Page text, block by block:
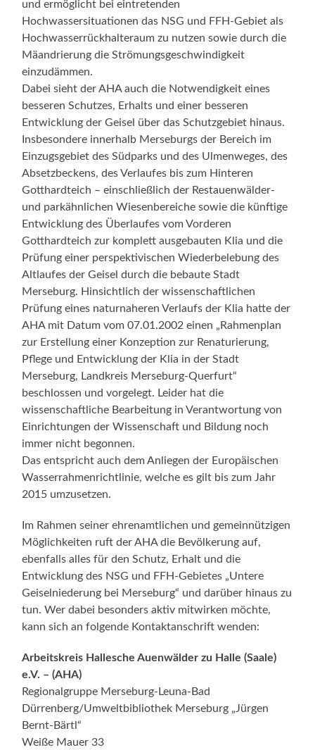
und ermöglicht bei eintretenden
Hochwassersituationen das NSG und FFH-Gebiet als
Hochwasserrückhalteraum zu nutzen sowie durch die
Mäandrierung die Strömungsgeschwindigkeit
einzudämmen.
Dabei sieht der AHA auch die Notwendigkeit eines
besseren Schutzes, Erhalts und einer besseren
Entwicklung der Geisel über das Schutzgebiet hinaus.
Insbesondere innerhalb Merseburgs der Bereich im
Einzugsgebiet des Südparks und des Ulmenweges, des
Absetzbeckens, des Verlaufes bis zum Hinteren
Gotthardteich – einschließlich der Restauenwälder-
und parkähnlichen Wiesenbereiche sowie die künftige
Entwicklung des Überlaufes vom Vorderen
Gotthardteich zur komplett ausgebauten Klia und die
Prüfung einer perspektivischen Wiederbelebung des
Altlaufes der Geisel durch die bebaute Stadt
Merseburg. Hinsichtlich der wissenschaftlichen
Prüfung eines naturnaheren Verlaufs der Klia hatte der
AHA mit Datum vom 07.01.2002 einen „Rahmenplan
zur Erstellung einer Konzeption zur Renaturierung,
Pflege und Entwicklung der Klia in der Stadt
Merseburg, Landkreis Merseburg-Querfurt“
beschlossen und vorgelegt. Leider hat die
wissenschaftliche Bearbeitung in Verantwortung von
Einrichtungen der Wissenschaft und Bildung noch
immer nicht begonnen.
Das entspricht auch dem Anliegen der Europäischen
Wasserrahmenrichtlinie, welche es gilt bis zum Jahr
2015 umzusetzen.
Im Rahmen seiner ehrenamtlichen und gemeinnützigen
Möglichkeiten ruft der AHA die Bevölkerung auf,
ebenfalls alles für den Schutz, Erhalt und die
Entwicklung des NSG und FFH-Gebietes „Untere
Geiselniederung bei Merseburg“ und darüber hinaus zu
tun. Wer dabei besonders aktiv mitwirken möchte,
kann sich an folgende Kontaktanschrift wenden:
Arbeitskreis Hallesche Auenwälder zu Halle (Saale)
e.V. – (AHA)
Regionalgruppe Merseburg-Leuna-Bad
Dürrenberg/Umweltbibliothek Merseburg „Jürgen
Bernt-Bärtl“
Weiße Mauer 33